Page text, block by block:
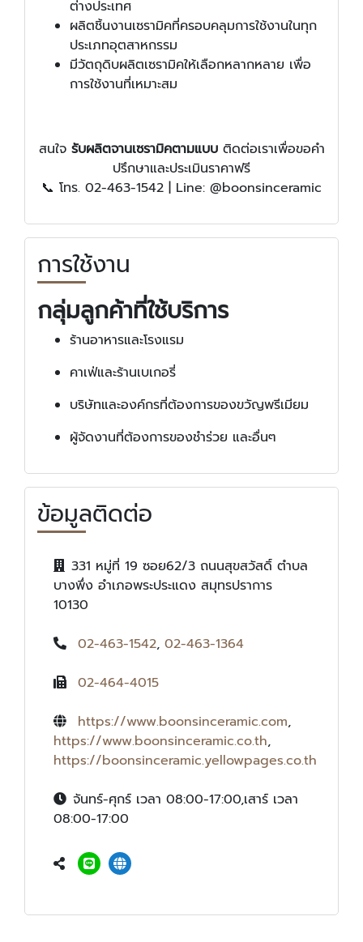
ต่างประเทศ
ผลิตชิ้นงานเซรามิคที่ครอบคลุมการใช้งานในทุก
ประเภทอุตสาหกรรม
มีวัตถุดิบผลิตเซรามิคให้เลือกหลากหลาย เพื่อ
การใช้งานที่เหมาะสม
สนใจ รับผลิตจานเซรามิคตามแบบติดต่อเราเพื่อขอคำ
ปรึกษาและประเมินราคาฟรี
📞 โทร. 02-463-1542 | Line: @boonsinceramic
การใช้งาน
กลุ่มลูกค้าที่ใช้บริการ
ร้านอาหารและโรงแรม
คาเฟ่และร้านเบเกอรี่
บริษัทและองค์กรที่ต้องการของขวัญพรีเมียม
ผู้จัดงานที่ต้องการของชำร่วย และอื่นๆ
ข้อมูลติดต่อ
331 หมู่ที่ 19 ซอย62/3 ถนนสุขสวัสดิ์ ตำบล
บางพึ่ง อำเภอพระประแดง สมุทรปราการ
10130
02-463-1542, 02-463-1364
02-464-4015
https://www.boonsinceramic.com,
https://www.boonsinceramic.co.th,
https://boonsinceramic.yellowpages.co.th
จันทร์-ศุกร์ เวลา 08:00-17:00,เสาร์ เวลา
08:00-17:00